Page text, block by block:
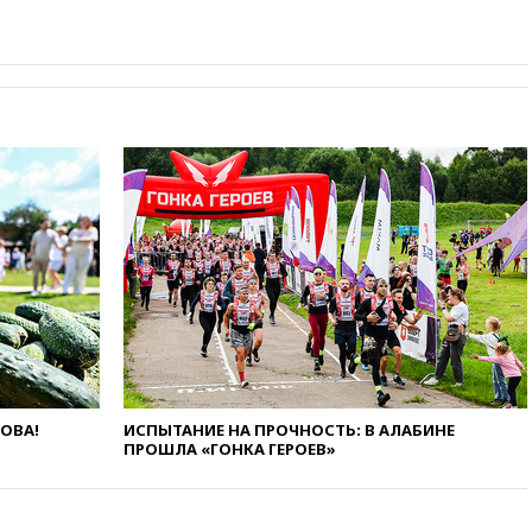
14:40В Германии задержан
14:21АТОР сообщила о
снижении цен на авиабилеты
в России
14:19 Масштабный сбой
произошел в рунете
14:14«Ведомости»: Озон банк
не пострадает от британских
санкций
13:58Медведев назвал
Японию вассалом США
13:45В Петербурге достроили
новый тоннель зеленой ветки
ИСПЫТАНИЕ НА ПРОЧНОСТЬ: В АЛАБИНЕ
ПРОШЛА «ГОНКА ГЕРОЕВ»